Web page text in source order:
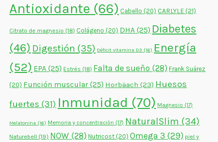
Antioxidante (66) Cabello (20) CARLYLE(21)
Citrato de magnesio (18) Colágeno (20) DHA (25) Diabetes
(46) Digestión (35) Déficit vitamina D3 (16) Energía
(52) EPA (25) Estrés (18) Falta de sueño (28) Frank Suárez
(20) Función muscular (25) Horbäach (23) Huesos
fuertes (31) Inmunidad (70) Magnesio (17)
Melatonina (16) Memoria y concentración (17) NaturalSlim (34)
Naturebell (19) NOW (28) Nutricost (20) Omega 3 (29) piel y